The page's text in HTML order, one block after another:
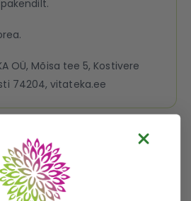
OÜ, Mõisa tee 5, Kostivere
74204, vitateka.ee